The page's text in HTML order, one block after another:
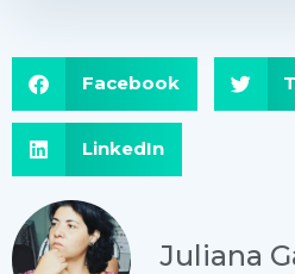
Facebook
LinkedIn
Juliana